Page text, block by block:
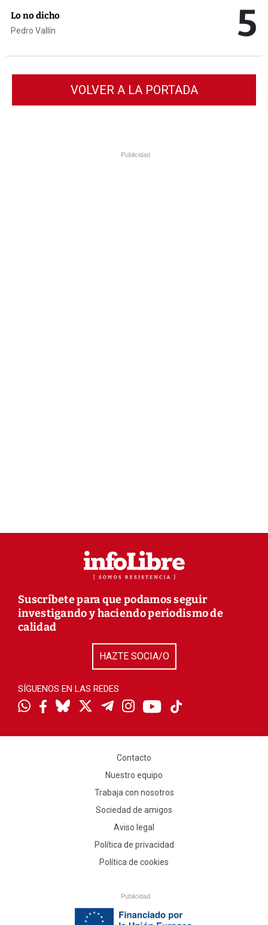
Lo no dicho
Pedro Vallín 5
VOLVER A LA PORTADA
Publicidad
Suscríbete para que podamos seguir
investigando y haciendo periodismo de
calidad
HAZTE SOCIA/O
SÍGUENOS EN LAS REDES
Contacto
Nuestro equipo
Trabaja con nosotros
Sociedad de amigos
Aviso legal
Política de privacidad
Política de cookies
Publicidad